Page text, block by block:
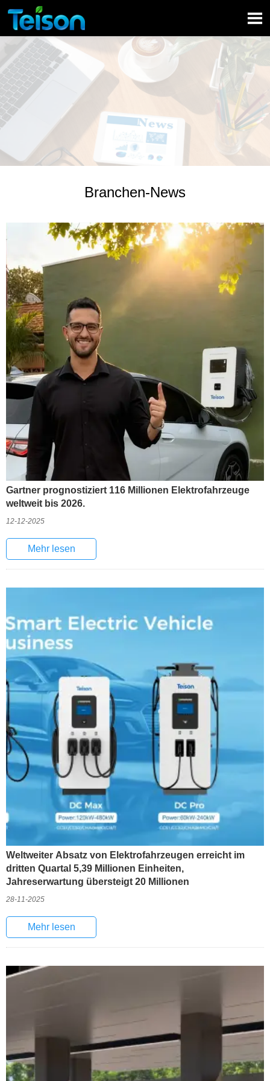

Branchen-News
Gartner prognostiziert 116 Millionen Elektrofahrzeuge
weltweit bis 2026.
12-12-2025
Mehr lesen
Weltweiter Absatz von Elektrofahrzeugen erreicht im
dritten Quartal 5,39 Millionen Einheiten,
Jahreserwartung übersteigt 20 Millionen
28-11-2025
Mehr lesen